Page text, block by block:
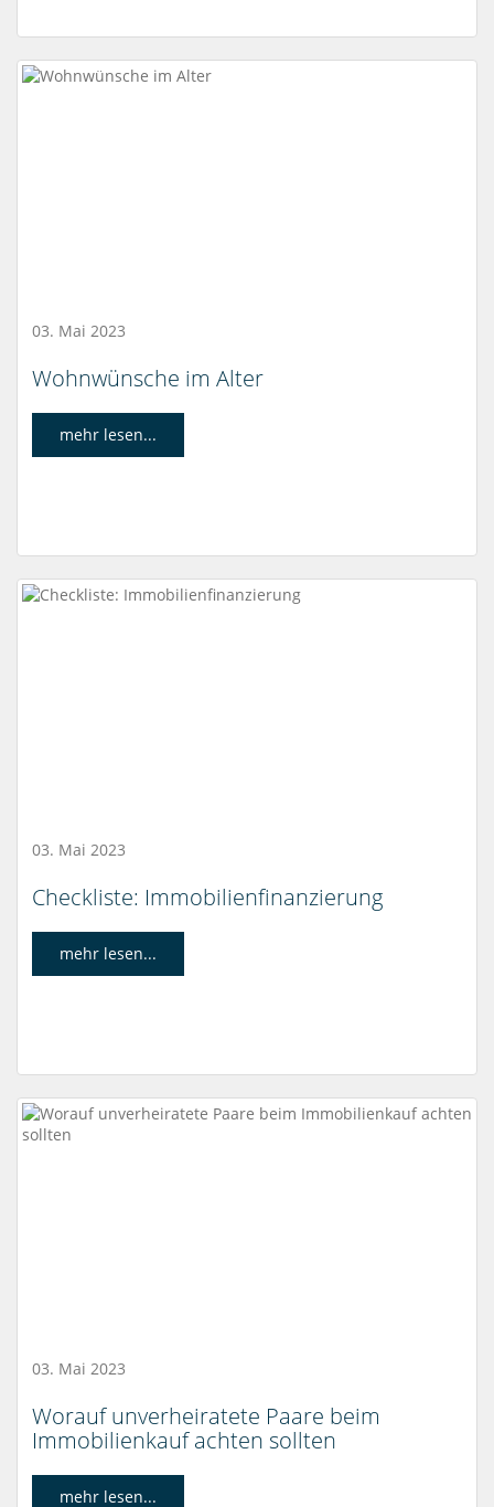
03. Mai 2023
Wohnwünsche im Alter
mehr lesen...
03. Mai 2023
Checkliste: Immobilienfinanzierung
mehr lesen...
03. Mai 2023
Worauf unverheiratete Paare beim
Immobilienkauf achten sollten
mehr lesen...